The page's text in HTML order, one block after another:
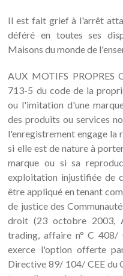
Il est fait grief à l'arrêt
déféré en toutes ses
Maisons du monde de
AUX MOTIFS PROPRES
713-5 du code de la
ou l'imitation d'une
des produits ou services
l'enregistrement engage la
si elle est de nature à
marque ou si sa
exploitation injustifiée de
être appliqué en tenant
de justice des
droit (23 octobre 2003,
trading, affaire n° C 408/
exerce l'option offerte
Directive 89/ 104/ CEE du